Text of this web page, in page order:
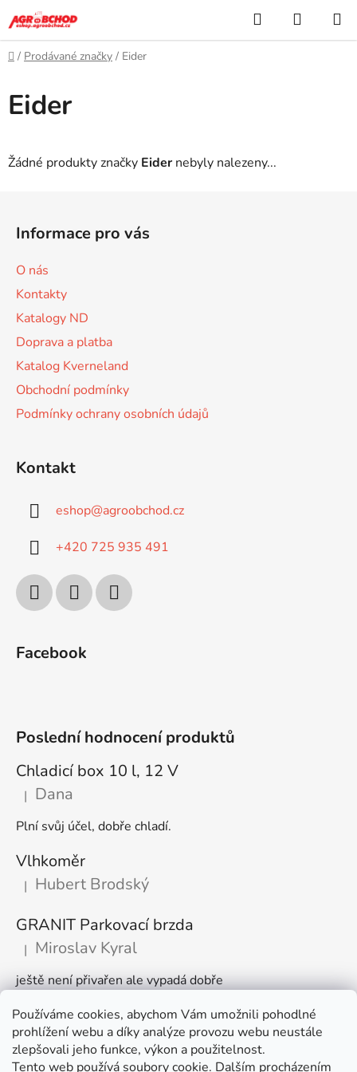
Používáme cookies, abychom Vám umožnili pohodlné
prohlížení webu a díky analýze provozu webu neustále
zlepšovali jeho funkce, výkon a použitelnost.
Tento web používá soubory cookie. Dalším procházením
na
obsah
Hledat
KOŠÍK
Domů
/ Prodávané značky / Eider
Eider
Žádné produkty značky Eider nebyly nalezeny...
Informace pro vás
O nás
Kontakty
Katalogy ND
Doprava a platba
Katalog Kverneland
Obchodní podmínky
Podmínky ochrany osobních údajů
Kontakt
eshop@agroobchod.cz
+420 725 935 491
Facebook
Poslední hodnocení produktů
Chladicí box 10 l, 12 V
Hodnocení produktu je 5 z 5 hvězdiček.
| Dana
Plní svůj účel, dobře chladí.
Vlhkoměr
Hodnocení produktu je 5 z 5 hvězdiček.
| Hubert Brodský
GRANIT Parkovací brzda
Hodnocení produktu je 5 z 5 hvězdiček.
| Miroslav Kyral
ještě není přivařen ale vypadá dobře
Články
🌾 Prodlužujeme otevírací dobu na sezónu